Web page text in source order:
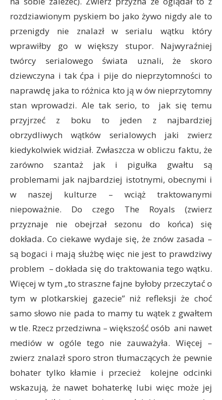
rozdziawionym pyskiem bo jako żywo nigdy ale to
przenigdy nie znalazł w serialu wątku który
wprawiłby go w większy stupor. Najwyraźniej
twórcy serialowego świata uznali, że skoro
dziewczyna i tak ćpa i pije do nieprzytomności to
naprawdę jaka to różnica kto ją w ów nieprzytomny
stan wprowadzi. Ale tak serio, to jak się temu
przyjrzeć z boku to jeden z najbardziej
obrzydliwych wątków serialowych jaki zwierz
kiedykolwiek widział. Zwłaszcza w obliczu faktu, że
zarówno szantaż jak i pigułka gwałtu są
problemami jak najbardziej istotnymi, obecnymi i
w naszej kulturze – wciąż traktowanymi
niepoważnie. Do czego The Royals (zwierz
przyznaje nie obejrzał sezonu do końca) się
dokłada. Co ciekawe wydaje się, że znów zasada –
są bogaci i mają służbę więc nie jest to prawdziwy
problem – dokłada się do traktowania tego wątku.
Więcej w tym „to straszne fajne byłoby przeczytać o
tym w plotkarskiej gazecie” niż refleksji że choć
samo słowo nie pada to mamy tu wątek z gwałtem
w tle. Rzecz przedziwna – większość osób ani nawet
mediów w ogóle tego nie zauważyła. Więcej –
zwierz znalazł sporo stron tłumaczących że pewnie
bohater tylko kłamie i przecież kolejne odcinki
wskazują, że nawet bohaterkę lubi więc może jej